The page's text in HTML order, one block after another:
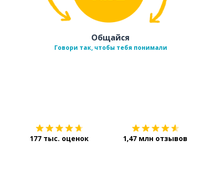
Общайся
Говори так, чтобы тебя понимали
177 тыс. оценок 1,47 млн отзывов